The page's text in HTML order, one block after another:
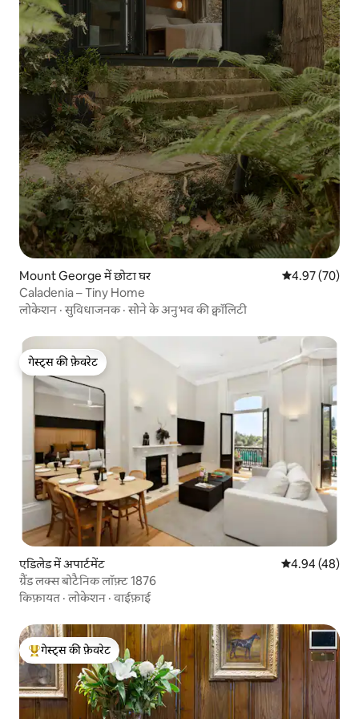
Mount George में छोटा घर औसत रेटिंग 5 में
4.97 (70)
Caladenia – Tiny Home
लोकेशन ·सुविधाजनक·सोने के अनुभव की क्वॉलिटी
गेस्ट्स की फ़ेवरेट
गेस्ट्स की फ़ेवरेट
एडिलेड में अपार्टमेंट औसत रेटिंग 5 में
4.94 (48)
ग्रैंड लक्स बोटैनिक लॉफ़्ट 1876
किफ़ायत ·लोकेशन ·वाईफ़ाई
गेस्ट्स का टॉप फ़ेवरेट
गेस्ट्स की फ़ेवरेट